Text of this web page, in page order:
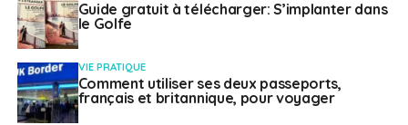
Nord/Moyen-Orient
Tunisie
La répression exercée par le régime du président Kaïs
Guide gratuit à télécharger: S’implanter dans
le Golfe
VIE PRATIQUE
Comment utiliser ses deux passeports,
français et britannique, pour voyager